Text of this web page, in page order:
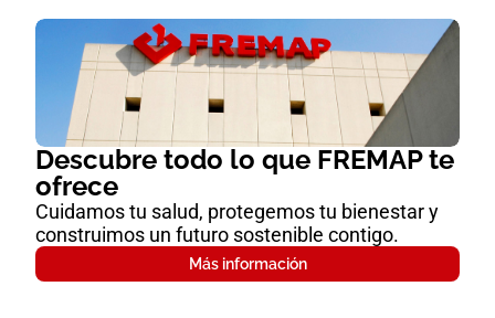
Descubre todo lo que FREMAP te
ofrece
Cuidamos tu salud, protegemos tu bienestar y
construimos un futuro sostenible contigo.
Más información